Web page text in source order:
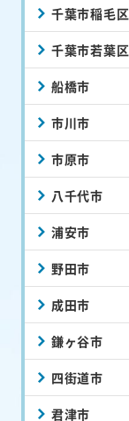
千葉市稲毛区
千葉市若葉区
船橋市
市川市
市原市
八千代市
浦安市
野田市
成田市
鎌ヶ谷市
四街道市
君津市